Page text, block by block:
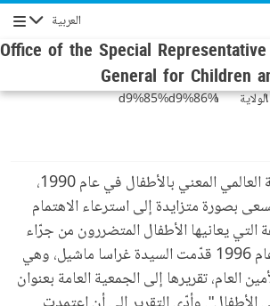
العربية
Office of the Special
General for Children
الولاية
%d9%85%d9%86
منذ انعقاد مؤتمر القمة العالمي المعني بالأطفال في عام 1990،
بصورة متزايدة إلى استرعاء الاهتمام
التي يعانيها الأطفال المتضررون من جرّاء
النزاع المسلّح. وفي عام 1996 قدّمت السيدة غراسا ماشيل، وهي
العام، تقريرها إلى الجمعية العامة بعنوان